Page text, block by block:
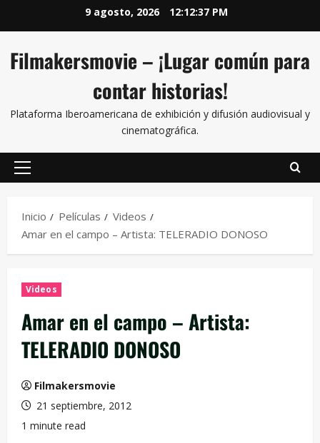
9 agosto, 2026 12:12:38 PM
Filmakersmovie – ¡Lugar común para
contar historias!
Plataforma Iberoamericana de exhibición y difusión audiovisual y
cinematográfica.
Inicio Películas
Videos
Amar en el campo – Artista: TELERADIO DONOSO
Videos
Amar en el campo – Artista:
TELERADIO DONOSO
Filmakersmovie
21 septiembre, 2012
1 minute read